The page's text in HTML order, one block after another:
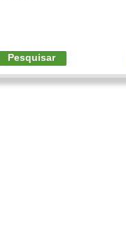
Pesquisar